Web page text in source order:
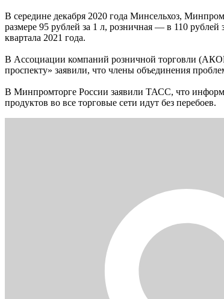
В середине декабря 2020 года Минсельхоз,
размере 95 рублей за 1 л, розничная — в 110
квартала 2021 года.
В Ассоциации компаний розничной торговли
проспекту» заявили, что члены объединения
В Минпромторге России заявили ТАСС, что
продуктов во все торговые сети идут без перебоев.